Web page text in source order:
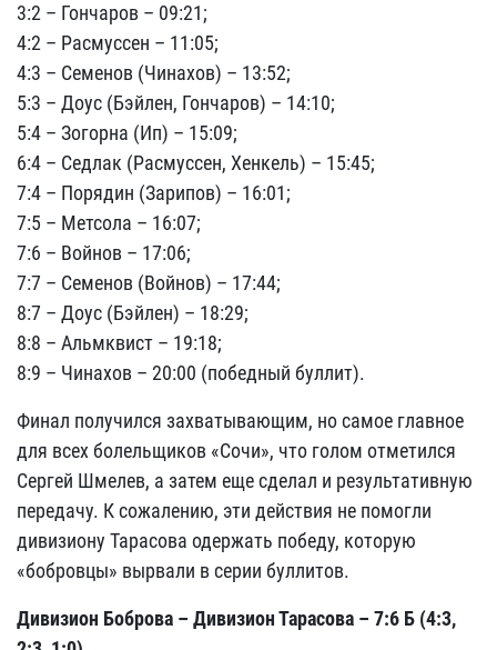
3:2 – Гончаров – 09:21;
4:2 – Расмуссен – 11:05;
4:3 – Семенов (Чинахов) – 13:52;
5:3 – Доус (Бэйлен, Гончаров) – 14:10;
5:4 – Зогорна (Ип) – 15:09;
6:4 – Седлак (Расмуссен, Хенкель) – 15:45;
7:4 – Порядин (Зарипов) – 16:01;
7:5 – Метсола – 16:07;
7:6 – Войнов – 17:06;
7:7 – Семенов (Войнов) – 17:44;
8:7 – Доус (Бэйлен) – 18:29;
8:8 – Альмквист – 19:18;
8:9 – Чинахов – 20:00 (победный буллит).
Финал получился захватывающим, но самое главное
для всех болельщиков «Сочи», что голом отметился
Сергей Шмелев, а затем еще сделал и результативную
передачу. К сожалению, эти действия не помогли
дивизиону Тарасова одержать победу, которую
«бобровцы» вырвали в серии буллитов.
Дивизион Боброва – Дивизион Тарасова – 7:6 Б (4:3,